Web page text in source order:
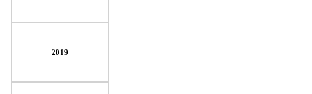
2019